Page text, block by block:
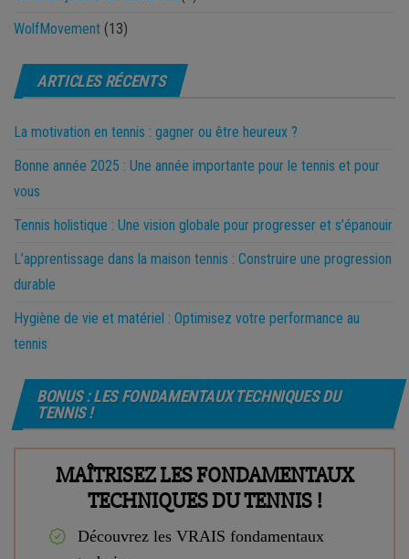
WolfMovement (13)
ARTICLES RÉCENTS
La motivation en tennis : gagner ou être heureux ?
Bonne année 2025 : Une année importante pour le tennis et pour
vous
Tennis holistique : Une vision globale pour progresser et s’épanouir
L’apprentissage dans la maison tennis : Construire une progression
durable
Hygiène de vie et matériel : Optimisez votre performance au
tennis
BONUS : LES FONDAMENTAUX TECHNIQUES DU
TENNIS !